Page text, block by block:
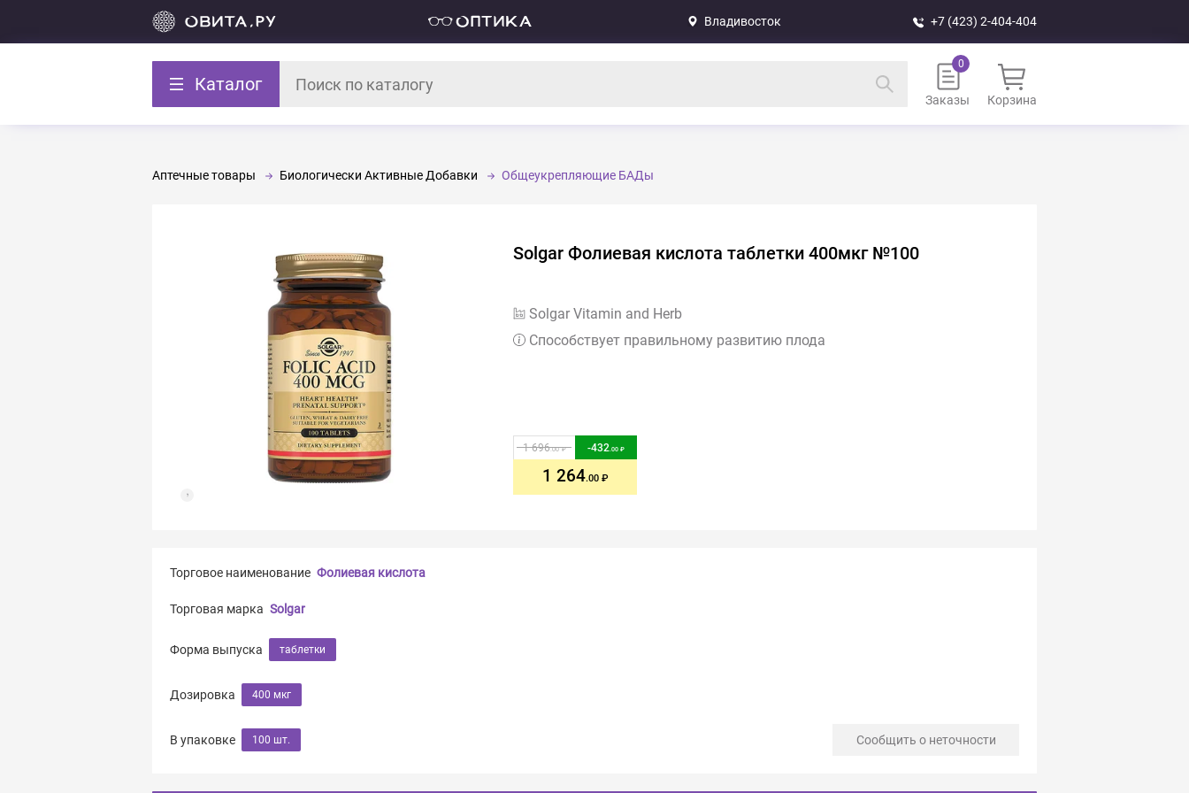
Владивосток +7 (423) 2-404-404
Каталог
Заказы Корзина
Аптечные товары Биологически Активные Добавки Общеукрепляющие БАДы
Solgar Фолиевая кислота таблетки 400мкг №100
Solgar Vitamin and Herb
Способствует правильному развитию плода
1 696.00 -432.00
1 264.00
Торговое наименование Фолиевая кислота
Торговая марка Solgar
Форма выпуска таблетки
Дозировка 400 мкг
В упаковке 100 шт. Сообщить о неточности